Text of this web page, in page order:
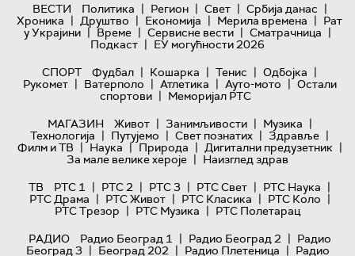
ВЕСТИ Политика | Регион | Свет | Србија данас |
Хроника | Друштво | Економија | Мерила времена | Рат
у Украјини | Време | Сервисне вести | Сматрачница |
Подкаст | ЕУ могућности 2026
СПОРТ
Фудбал | Кошарка | Тенис | Одбојка |
Рукомет | Ватерполо | Атлетика | Ауто-мото | Остали
спортови | Меморијал РТС
МАГАЗИН
Живот | Занимљивости | Музика |
Технологијa | Путујемо | Свет познатих | Здравље |
Филм и ТВ | Наука | Природа | Дигитални предузетник |
За мале велике хероје | Наизглед здрав
ТВ
РТС 1 | РТС 2 | РТС 3 | РТС Свет | РТС Наука |
РТС Драма | РТС Живот | РТС Класика | РТС Коло |
РТС Трезор | РТС Музика | РТС Полетарац
РАДИО
Радио Београд 1 | Радио Београд 2 | Радио
Београд 3 | Београд 202 | Радио Плетеница | Радио